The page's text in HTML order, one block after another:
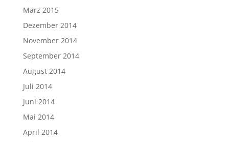
März 2015
Dezember 2014
November 2014
September 2014
August 2014
Juli 2014
Juni 2014
Mai 2014
April 2014